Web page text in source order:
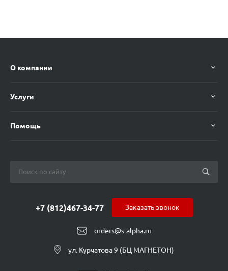
О компании
Услуги
Помощь
orders@s-alpha.ru
+7 (812)467-34-77
ул. Курчатова 9 (БЦ МАГНЕТОН)
Заказать звонок